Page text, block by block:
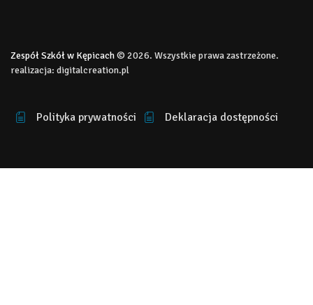
Zespół Szkół w Kępicach© 2026. Wszystkie prawa zastrzeżone.
realizacja: digitalcreation.pl
Polityka prywatności Deklaracja dostępności